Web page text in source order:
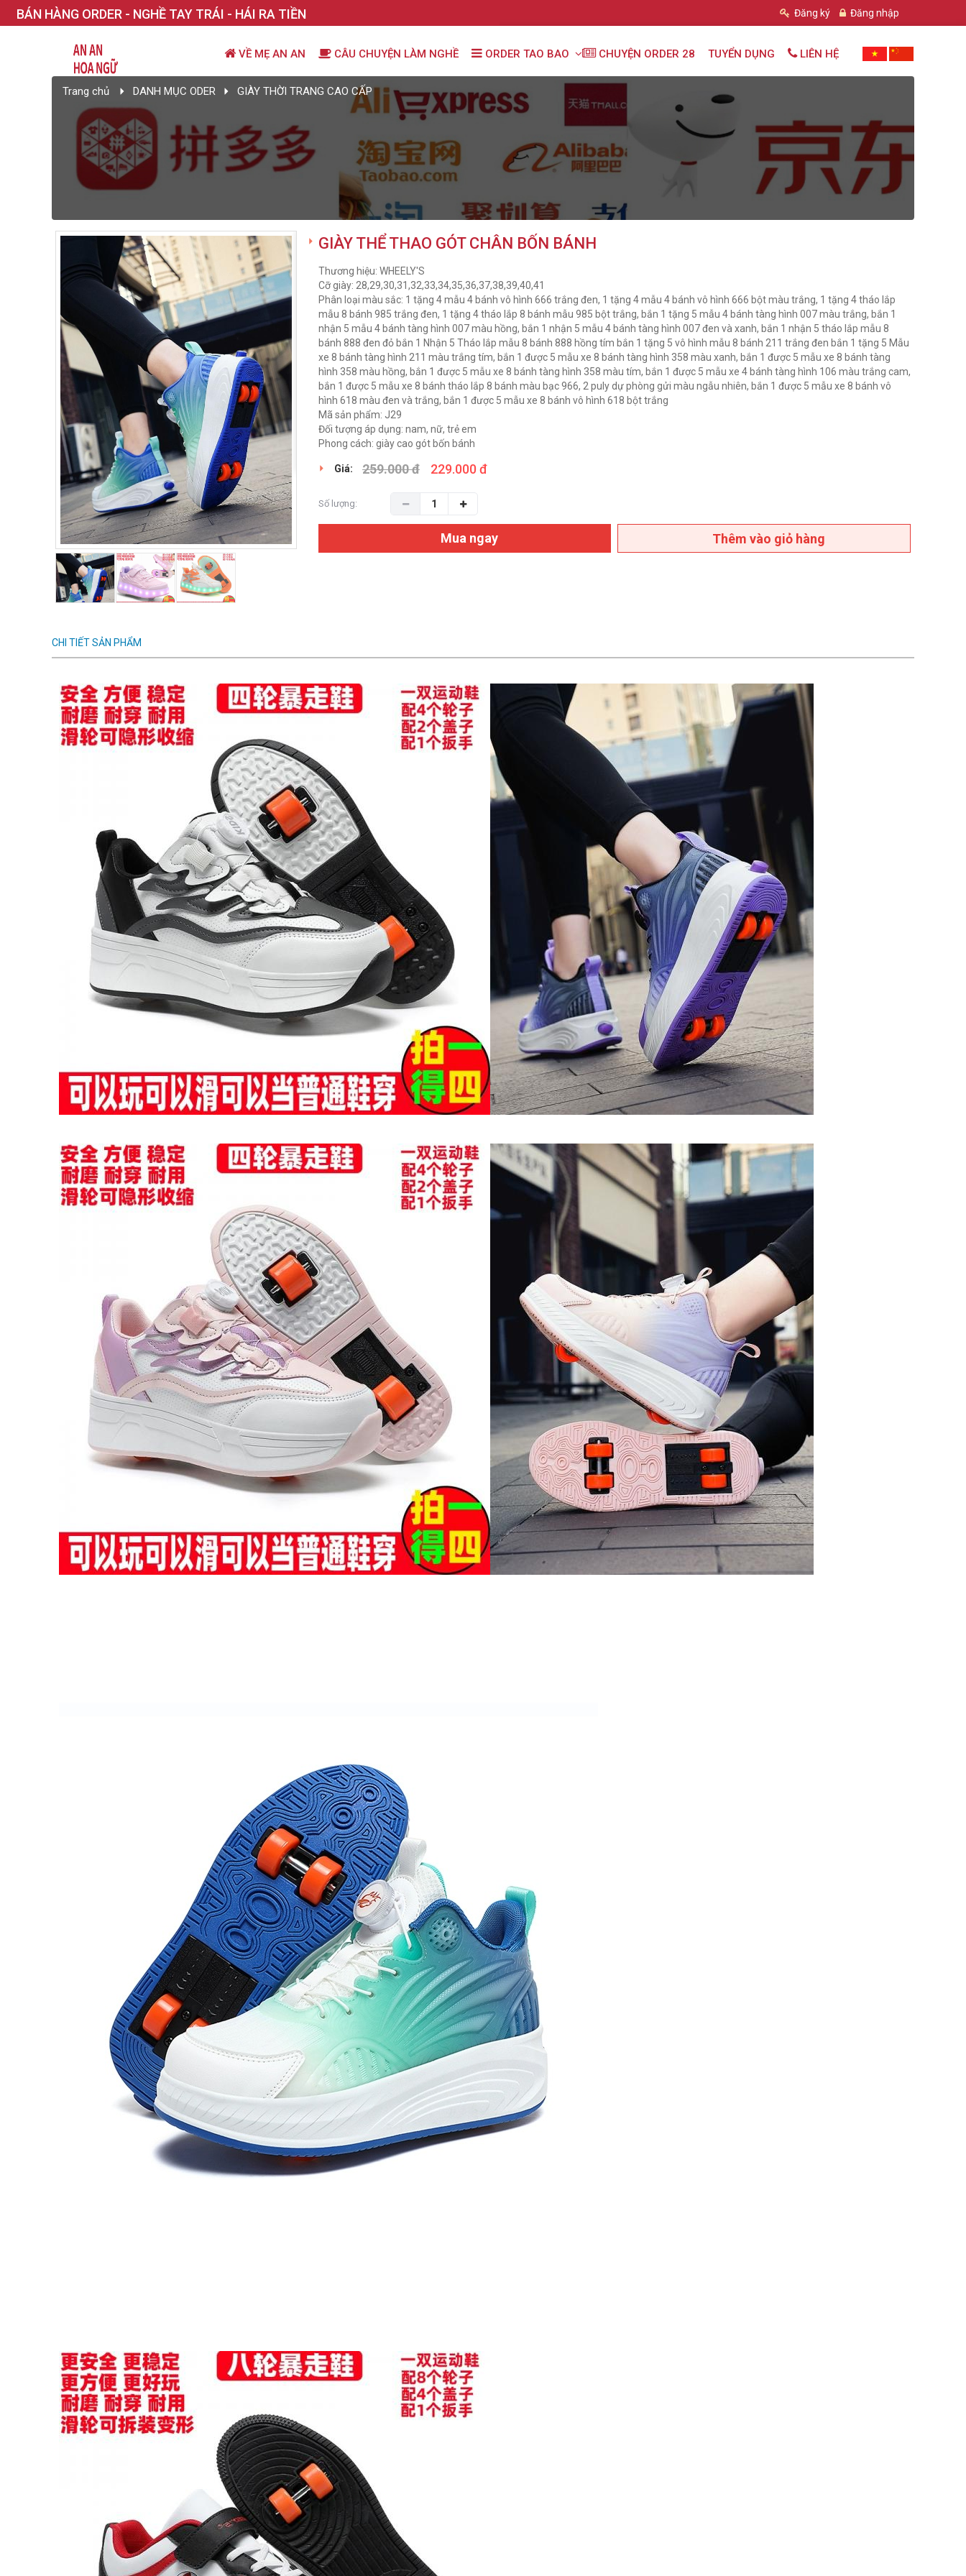
Đăng ký Đăng nhập
BÁN HÀNG ORDER - NGHỀ TAY TRÁI - HÁI RA TIỀN
VỀ MẸ AN AN CÂU CHUYỆN LÀM NGHỀ ORDER TAO BAO CHUYỆN ORDER 28 TUYỂN DỤNG LIÊN HỆ
Trang chủ DANH MỤC ODER GIÀY THỜI TRANG CAO CẤP
GIÀY THỂ THAO GÓT CHÂN BỐN BÁNH
Thương hiệu: WHEELY'S
Cỡ giày: 28,29,30,31,32,33,34,35,36,37,38,39,40,41
Phân loại màu sắc: 1 tặng 4 mẫu 4 bánh vô hình 666 trắng đen, 1 tặng 4 mẫu 4 bánh vô hình 666 bột màu trắng, 1 tặng 4 tháo lắp
mẫu 8 bánh 985 trắng đen, 1 tặng 4 tháo lắp 8 bánh mẫu 985 bột trắng, bắn 1 tặng 5 mẫu 4 bánh tàng hình 007 màu trắng, bắn 1
nhận 5 mẫu 4 bánh tàng hình 007 màu hồng, bắn 1 nhận 5 mẫu 4 bánh tàng hình 007 đen và xanh, bắn 1 nhận 5 tháo lắp mẫu 8
bánh 888 đen đỏ bắn 1 Nhận 5 Tháo lắp mẫu 8 bánh 888 hồng tím bắn 1 tặng 5 vô hình mẫu 8 bánh 211 trắng đen bắn 1 tặng 5 Mẫu
xe 8 bánh tàng hình 211 màu trắng tím, bắn 1 được 5 mẫu xe 8 bánh tàng hình 358 màu xanh, bắn 1 được 5 mẫu xe 8 bánh tàng
hình 358 màu hồng, bắn 1 được 5 mẫu xe 8 bánh tàng hình 358 màu tím, bắn 1 được 5 mẫu xe 4 bánh tàng hình 106 màu trắng cam,
bắn 1 được 5 mẫu xe 8 bánh tháo lắp 8 bánh màu bạc 966, 2 puly dự phòng gửi màu ngẫu nhiên, bắn 1 được 5 mẫu xe 8 bánh vô
hình 618 màu đen và trắng, bắn 1 được 5 mẫu xe 8 bánh vô hình 618 bột trắng
Mã sản phẩm: J29
Đối tượng áp dụng: nam, nữ, trẻ em
Phong cách: giày cao gót bốn bánh
Giá: 259.000 đ 229.000 đ
Số lượng:
Mua ngay Thêm vào giỏ hàng
CHI TIẾT SẢN PHẨM